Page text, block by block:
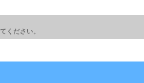
ください。